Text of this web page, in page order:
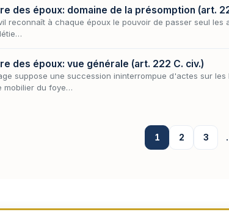
des époux: domaine de la présomption (art.
reconnaît à chaque époux le pouvoir de passer seul
des époux: vue générale (art. 222 C. civ.)
suppose une succession ininterrompue d'actes sur
mobilier du foye…
1 2 3